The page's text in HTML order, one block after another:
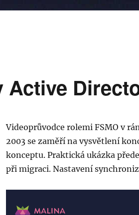
Active
Videoprůvodce rolemi FSMO v
2003 se zaměří na vysvětlení
konceptu. Praktická ukázka
při migraci. Nastavení